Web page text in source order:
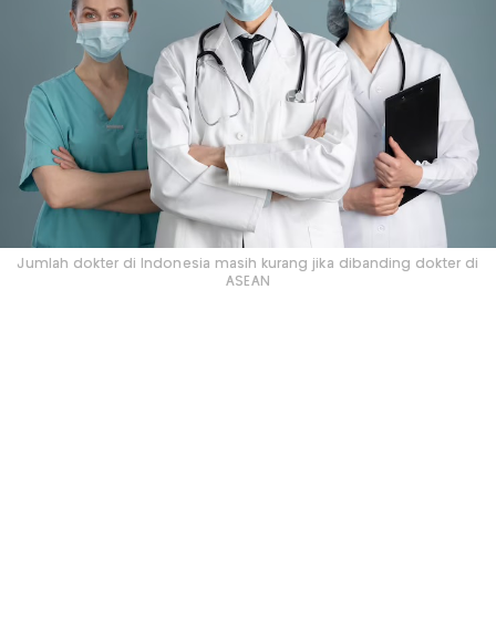
Jumlah dokter di Indonesia masih kurang jika dibanding dokter di
ASEAN